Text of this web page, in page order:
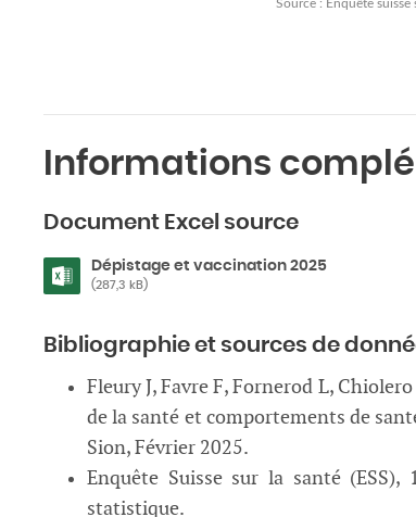
Source : Enquête suisse
Informations
Document Excel source
Dépistage et vaccination 2025
(287,3 kB)
Bibliographie et sources de
Fleury J, Favre F, Fornerod L,
de la santé et comportements de
Sion, Février 2025.
Enquête Suisse sur la santé
statistique.